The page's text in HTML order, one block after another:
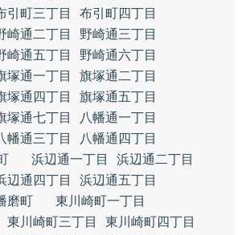
引町三丁目
布引町四丁目
崎通二丁目
野崎通三丁目
崎通五丁目
野崎通六丁目
塚通一丁目
旗塚通二丁目
塚通四丁目
旗塚通五丁目
塚通七丁目
八幡通一丁目
幡通三丁目
八幡通四丁目
浜辺通一丁目
浜辺通二丁目
辺通四丁目
浜辺通五丁目
磨町
東川崎町一丁目
東川崎町三丁目
東川崎町四丁目